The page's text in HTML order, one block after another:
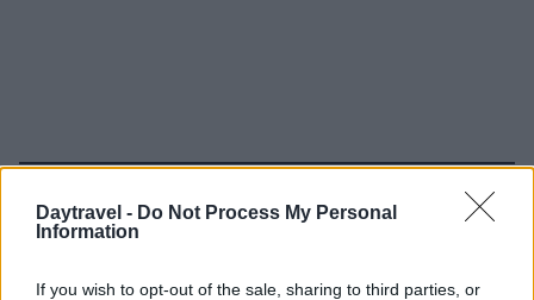
Daytravel - Do Not Process My Personal
Information
If you wish to opt-out of the sale, sharing to third parties, or
Continua a leggere